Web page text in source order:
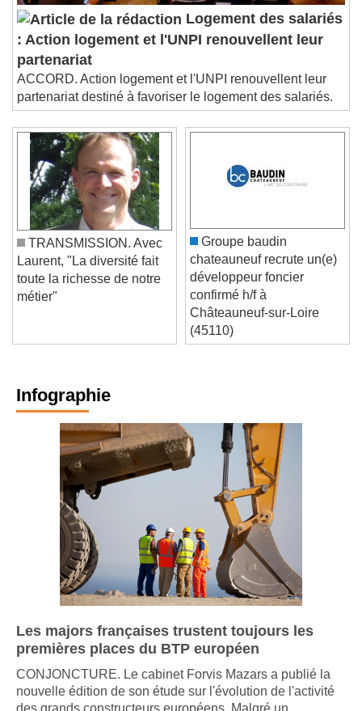
Logement des salariés
: Action logement et l'UNPI renouvellent leur
partenariat
ACCORD. Action logement et l'UNPI renouvellent leur
partenariat destiné à favoriser le logement des salariés.
TRANSMISSION. Avec
Laurent, "La diversité fait
toute la richesse de notre
Groupe baudin
chateauneuf recrute un(e)
développeur foncier
confirmé h/f à
Châteauneuf-sur-Loire
(45110)
Infographie
Les majors françaises trustent toujours les
premières places du BTP européen
CONJONCTURE. Le cabinet Forvis Mazars a publié la
nouvelle édition de son étude sur l'évolution de l'activité